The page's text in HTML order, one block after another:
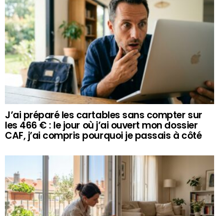
J’ai préparé les cartables sans compter sur
les 466 € : le jour où j’ai ouvert mon dossier
CAF, j’ai compris pourquoi je passais à côté